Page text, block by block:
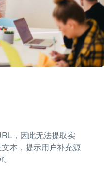
，因此无法提取实
本，提示用户补充源